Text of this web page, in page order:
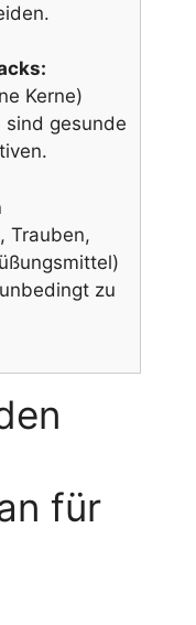
Kerne)
sind gesunde
Trauben,
zu
für